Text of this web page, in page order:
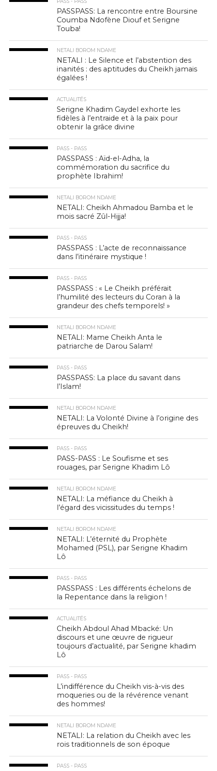
PASSPASS: La rencontre entre Boursine
Coumba Ndofène Diouf et Serigne
Touba!
NETALI BOROM NDAME
NETALI : Le Silence et l’abstention des
inanités : des aptitudes du Cheikh jamais
égalées !
ACTUALITÉS
Serigne Khadim Gaydel exhorte les
fidèles à l’entraide et à la paix pour
obtenir la grâce divine
PASS - PASS
PASSPASS : Aïd-el-Adha, la
commémoration du sacrifice du
prophète Ibrahim!
NETALI BOROM NDAME
NETALI: Cheikh Ahmadou Bamba et le
mois sacré Zûl-Hijja!
PASS - PASS
PASSPASS : L’acte de reconnaissance
dans l’itinéraire mystique !
PASS - PASS
PASSPASS : « Le Cheikh préférait
l’humilité des lecteurs du Coran à la
grandeur des chefs temporels! »
NETALI BOROM NDAME
NETALI: Mame Cheikh Anta le
patriarche de Darou Salam!
PASS - PASS
PASSPASS: La place du savant dans
l’Islam!
NETALI BOROM NDAME
NETALI: La Volonté Divine à l’origine des
épreuves du Cheikh!
PASS - PASS
PASS-PASS : Le Soufisme et ses
rouages, par Serigne Khadim Lô
NETALI BOROM NDAME
NETALI: La méfiance du Cheikh à
l’égard des vicissitudes du temps !
NETALI BOROM NDAME
NETALI: L’éternité du Prophète
Mohamed (PSL), par Serigne Khadim
Lô
PASS - PASS
PASSPASS : Les différents échelons de
la Repentance dans la religion !
ACTUALITÉS
Cheikh Abdoul Ahad Mbacké: Un
discours et une œuvre de rigueur
toujours d’actualité, par Serigne khadim
Lô
PASS - PASS
L’indifférence du Cheikh vis-à-vis des
moqueries ou de la révérence venant
des hommes!
NETALI BOROM NDAME
NETALI: La relation du Cheikh avec les
rois traditionnels de son époque
PASS - PASS